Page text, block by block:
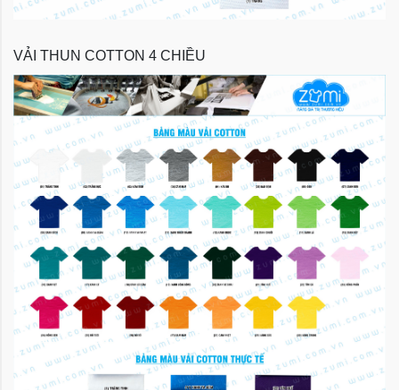
VẢI THUN COTTON 4 CHIỀU